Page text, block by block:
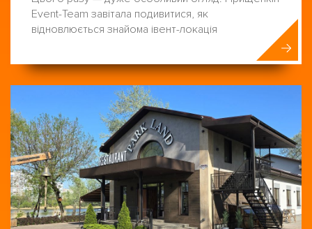
Event-Team завітала подивитися, як
відновлюється знайома івент-локація